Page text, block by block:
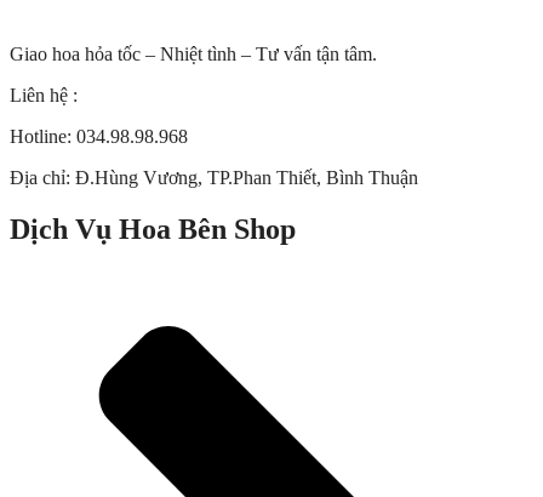
Giao hoa hỏa tốc – Nhiệt tình – Tư vấn tận tâm.
Liên hệ :
Hotline: 034.98.98.968
Địa chỉ: Đ.Hùng Vương, TP.Phan Thiết, Bình Thuận
Dịch Vụ Hoa Bên Shop